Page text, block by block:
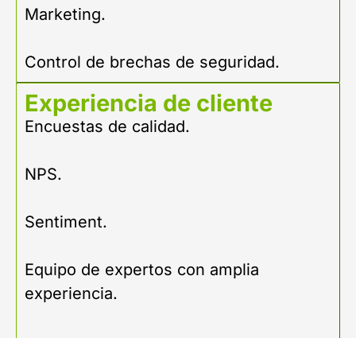
Marketing.
Control de brechas de seguridad.
Experiencia de cliente
Encuestas de calidad.
NPS.
Sentiment.
Equipo de expertos con amplia
experiencia.